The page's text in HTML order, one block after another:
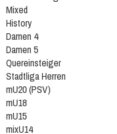
Mixed
History
Damen 4
Damen 5
Quereinsteiger
Stadtliga Herren
mU20 (PSV)
mU18
mU15
mixU14